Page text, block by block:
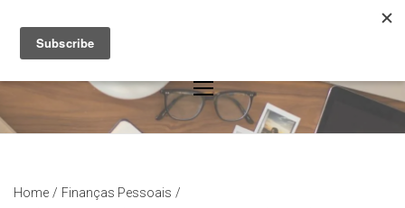
content
Home / Finanças Pessoais /